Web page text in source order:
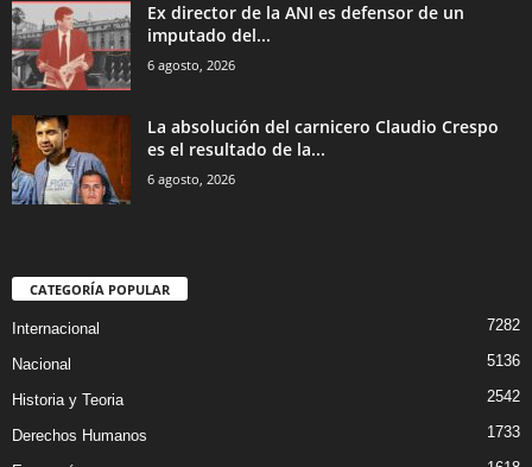
Ex director de la ANI es defensor de un
imputado del...
6 agosto, 2026
La absolución del carnicero Claudio Crespo
es el resultado de la...
6 agosto, 2026
CATEGORÍA POPULAR
Internacional 7282
Nacional 5136
Historia y Teoria 2542
Derechos Humanos 1733